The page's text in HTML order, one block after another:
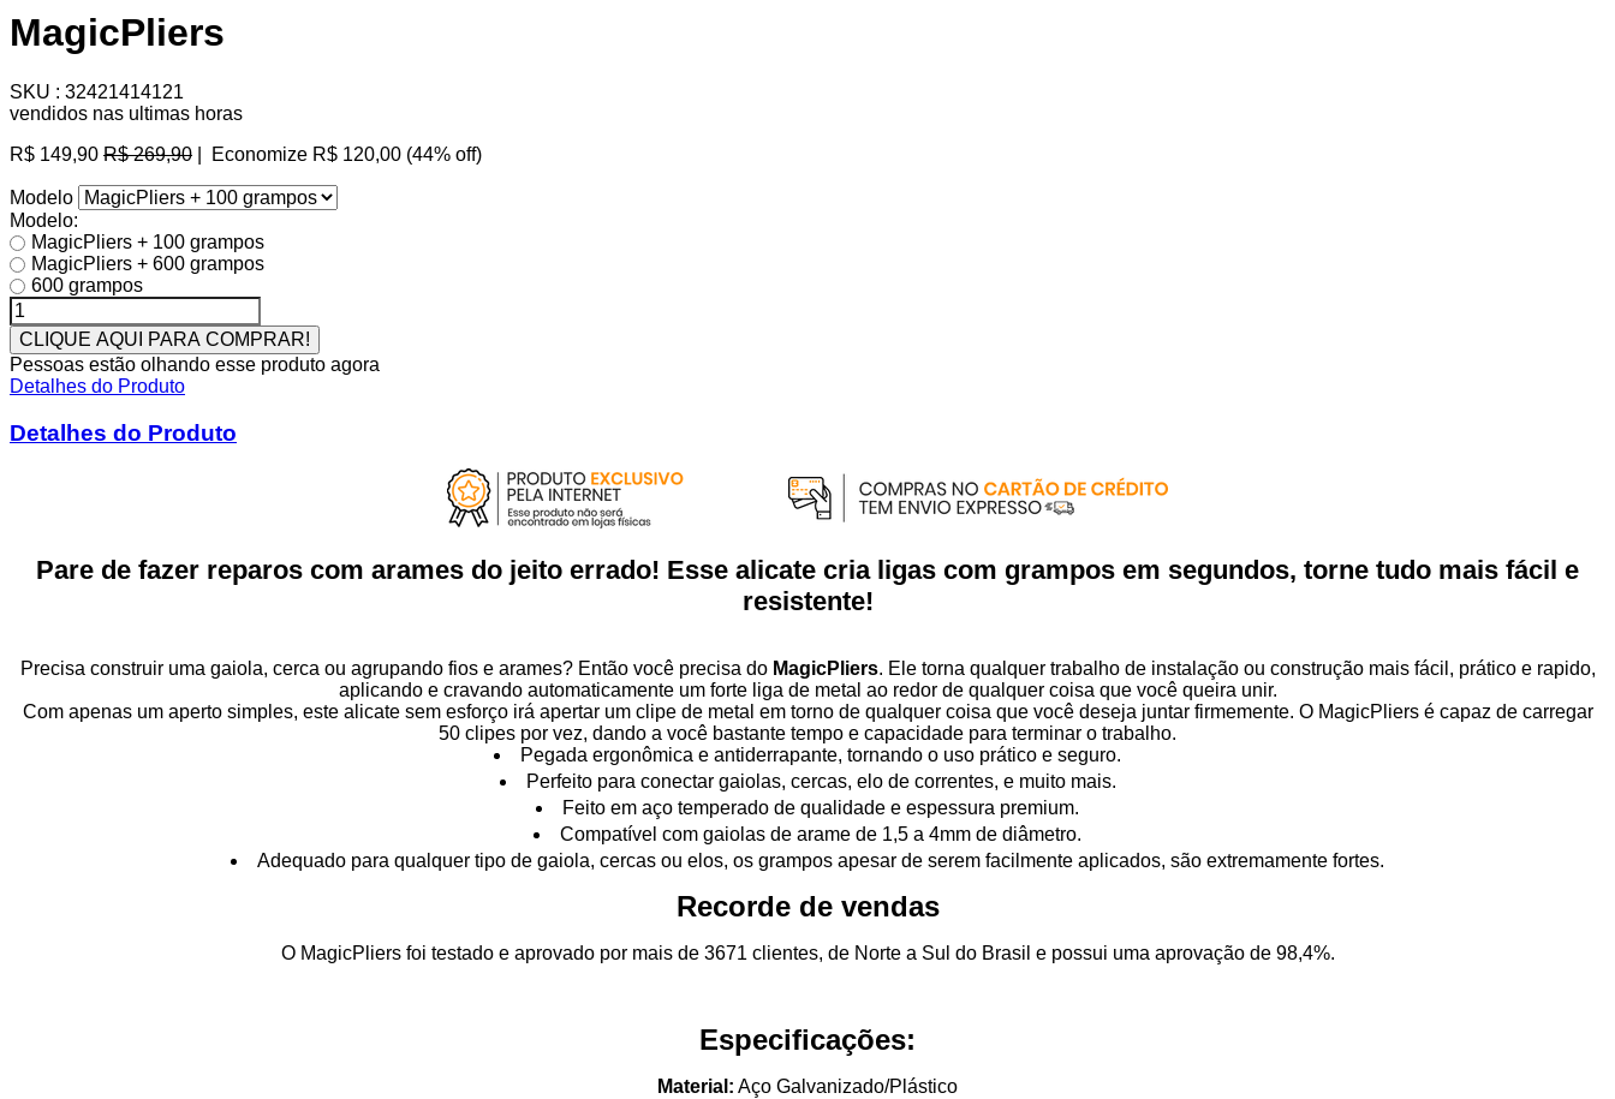
MagicPliers
SKU : 32421414121
vendidos nas ultimas horas
Preço
R$ 149,90 R$ 269,90 Economize R$ 120,00 (44% off)
Modelo
Modelo:
MagicPliers + 100 grampos
MagicPliers + 600 grampos
600 grampos
CLIQUE AQUI PARA COMPRAR!
Pessoas estão olhando esse produto agora
Detalhes do Produto
Detalhes do Produto
Pare de fazer reparos com arames do jeito errado! Esse alicate cria ligas com grampos em segundos, torne tudo mais fácil e
resistente!
Precisa construir uma gaiola, cerca ou agrupando fios e arames? Então você precisa do MagicPliers. Ele torna qualquer trabalho de instalação ou construção mais fácil, prático e rapido,
aplicando e cravando automaticamente um forte liga de metal ao redor de qualquer coisa que você queira unir.
Com apenas um aperto simples, este alicate sem esforço irá apertar um clipe de metal em torno de qualquer coisa que você deseja juntar firmemente. O MagicPliers é capaz de carregar
50 clipes por vez, dando a você bastante tempo e capacidade para terminar o trabalho.
Pegada ergonômica e antiderrapante, tornando o uso prático e seguro.
Perfeito para conectar gaiolas, cercas, elo de correntes, e muito mais.
Feito em aço temperado de qualidade e espessura premium.
Compatível com gaiolas de arame de 1,5 a 4mm de diâmetro.
Adequado para qualquer tipo de gaiola, cercas ou elos, os grampos apesar de serem facilmente aplicados, são extremamente fortes.
Recorde de vendas
O MagicPliersfoi testado e aprovado por mais de 3671 clientes, de Norte a Sul do Brasil e possui uma aprovação de 98,4%.
Especificações:
Material: Aço Galvanizado/Plástico